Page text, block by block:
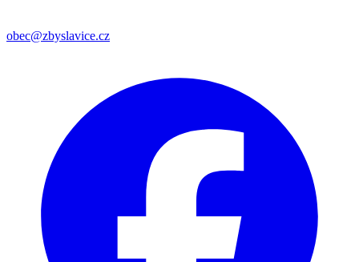
obec@zbyslavice.cz